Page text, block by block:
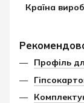
Країна
Профіль